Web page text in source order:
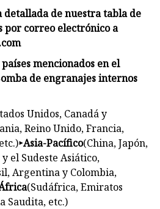
detallada de nuestra tabla de
por correo electrónico a
mencionados en el
de engranajes internos
Unidos, Canadá y
Reino Unido, Francia,
‣Asia-Pacífico(China, Japón,
el Sudeste Asiático,
Argentina y Colombia,
(Sudáfrica, Emiratos
Saudita, etc.)